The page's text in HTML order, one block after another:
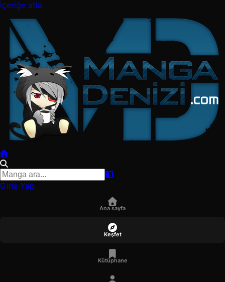
İçeriğe atla
Giriş Yap
Ana sayfa
Keşfet
Kütüphane